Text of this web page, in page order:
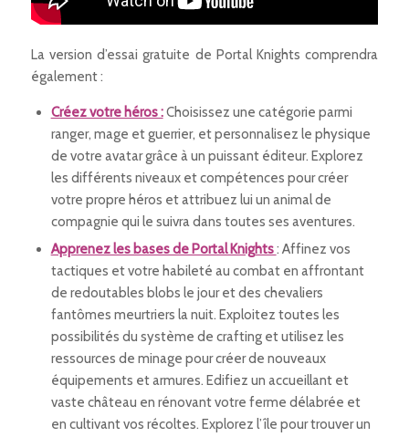
La version d’essai gratuite de Portal Knights comprendra
également :
Créez votre héros :Choisissez une catégorie parmi
ranger, mage et guerrier, et personnalisez le physique
de votre avatar grâce à un puissant éditeur. Explorez
les différents niveaux et compétences pour créer
votre propre héros et attribuez lui un animal de
compagnie qui le suivra dans toutes ses aventures.
Apprenez les bases de Portal Knights: Affinez vos
tactiques et votre habileté au combat en affrontant
de redoutables blobs le jour et des chevaliers
fantômes meurtriers la nuit. Exploitez toutes les
possibilités du système de crafting et utilisez les
ressources de minage pour créer de nouveaux
équipements et armures. Edifiez un accueillant et
vaste château en rénovant votre ferme délabrée et
en cultivant vos récoltes. Explorez l’île pour trouver un